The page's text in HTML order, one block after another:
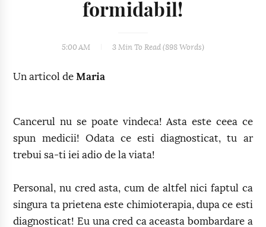
formidabil!
5:00 AM 3 Min To Read (898 Words)
Un articol deMaria
Cancerul nu se poate vindeca! Asta este ceea ce
spun medicii! Odata ce esti diagnosticat, tu ar
trebui sa-ti iei adio de la viata!
Personal, nu cred asta, cum de altfel nici faptul ca
singura ta prietena este chimioterapia, dupa ce esti
diagnosticat! Eu una cred ca aceasta bombardare a